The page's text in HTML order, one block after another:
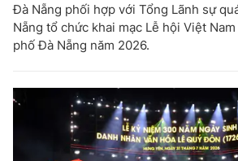
Đà Nẵng phối hợp với Tổng Lãnh sự
Nẵng tổ chức khai mạc Lễ hội Việt
phố Đà Nẵng năm 2026.